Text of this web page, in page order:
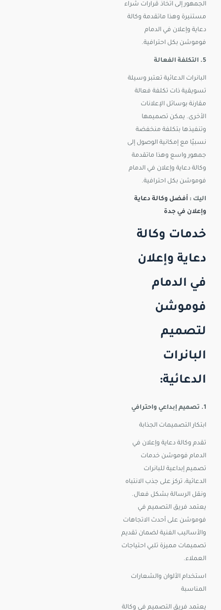
الجمهور إلى اتخاذ قرارات شراء
مستنيرة وهذا ماتقدمة وكالة
دعاية وإعلان في الدمام
فوموشن بكل احترافية.
5. التكلفة الفعالة
البانرات الدعائية تعتبر وسيلة
تسويقية ذات تكلفة فعالة
مقارنة بوسائل الإعلانات
الأخرى. يمكن تصميمها
وتنفيذها بتكلفة منخفضة
نسبيًا مع إمكانية الوصول إلى
جمهور واسع وهذا ماتقدمة
وكالة دعاية وإعلان في الدمام
فوموشن بكل احترافية.
اليك : أفضل وكالة دعاية
وإعلان في جدة
خدمات وكالة
دعاية وإعلان
في الدمام
فوموشن
لتصميم
البانرات
الدعائية:
1. تصميم إبداعي واحترافي
ابتكار التصميمات الجذابة
تقدم وكالة دعاية وإعلان في
الدمام فوموشن خدمات
تصميم إبداعية للبانرات
الدعائية، تركز على جذب الانتباه
ونقل الرسالة بشكل فعال.
يعتمد فريق التصميم في
فوموشن على أحدث الاتجاهات
والأساليب الفنية لضمان تقديم
تصميمات مميزة تلبي احتياجات
العملاء.
استخدام الألوان والشعارات
المناسبة
يعتمد فريق التصميم في وكالة